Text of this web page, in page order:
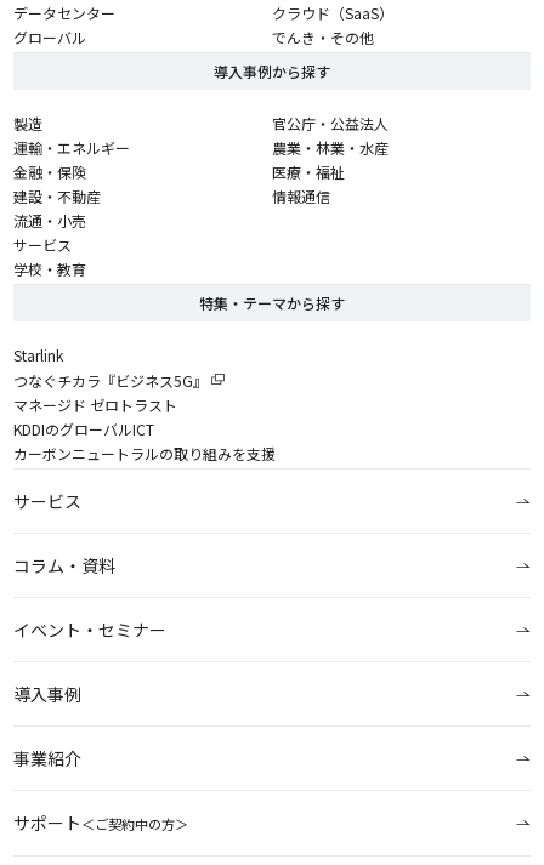
データセンター
グローバル
クラウド（SaaS）
でんき・その他
導入事例から探す
製造
運輸・エネルギー
金融・保険
建設・不動産
流通・小売
サービス
学校・教育
官公庁・公益法人
農業・林業・水産
医療・福祉
情報通信
特集・テーマから探す
Starlink
つなぐチカラ『ビジネス5G』
マネージド ゼロトラスト
KDDIのグローバルICT
カーボンニュートラルの取り組みを支援
サービス
コラム・資料
イベント・セミナー
導入事例
事業紹介
サポート＜ご契約中の方＞